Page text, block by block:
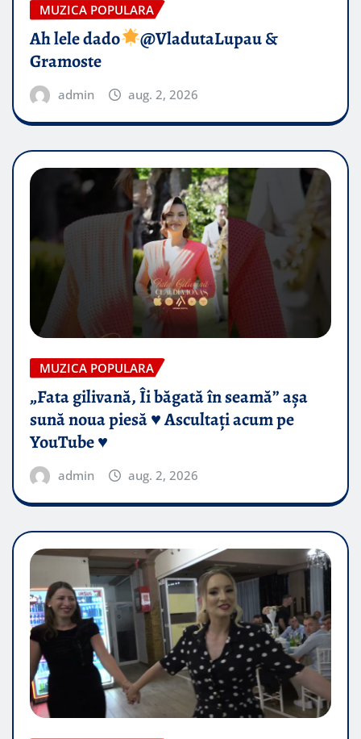
MUZICA POPULARA
Ah lele dado​
@VladutaLupau &
Gramoste
admin aug. 2, 2026
MUZICA POPULARA
„Fata gilivană, Îi băgată în seamă” așa
sună noua piesă ♥️ Ascultați acum pe
YouTube ♥️
admin aug. 2, 2026